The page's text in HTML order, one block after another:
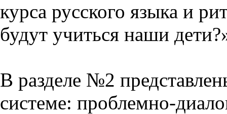
курса русского языка и
будут учиться наши
В разделе №2
системе: проблемно-